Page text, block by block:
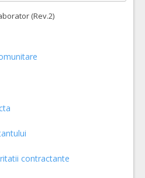
(Rev.2)
contractante